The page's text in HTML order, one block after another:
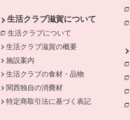
生活クラブ滋賀について
生活クラブについて
生活クラブ滋賀の概要
施設案内
生活クラブの食材・品物
関西独自の消費材
特定商取引法に基づく表記